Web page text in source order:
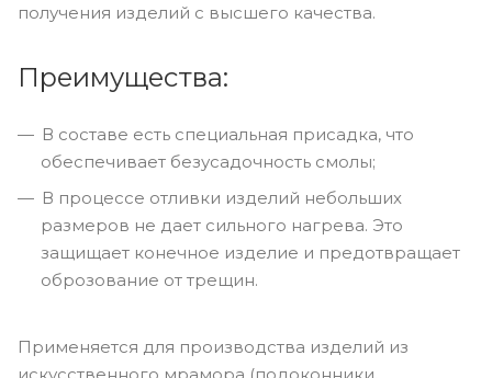
получения изделий с высшего качества.
Преимущества:
В составе есть специальная присадка, что
обеспечивает безусадочность смолы;
В процессе отливки изделий небольших
размеров не дает сильного нагрева. Это
защищает конечное изделие и предотвращает
оброзование от трещин.
Применяется для производства изделий из
искусственного мрамора (подоконники,